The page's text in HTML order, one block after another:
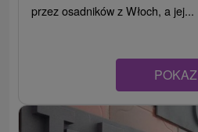
przez osadników z Włoch, a jej...
POKAZ